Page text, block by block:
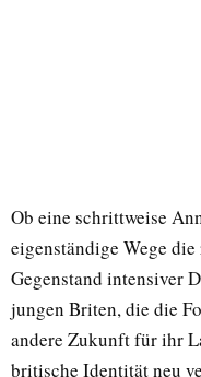
Ob eine schrittweise
eigenständige Wege
Gegenstand intensiver
jungen Briten, die die
andere Zukunft für ihr
britische Identität neu